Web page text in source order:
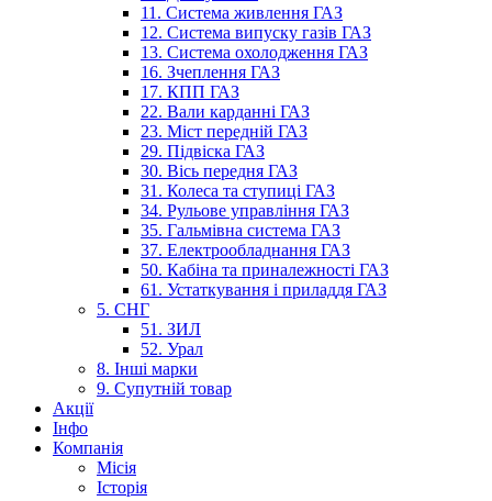
11. Система живлення ГАЗ
12. Система випуску газів ГАЗ
13. Система охолодження ГАЗ
16. Зчеплення ГАЗ
17. КПП ГАЗ
22. Вали карданні ГАЗ
23. Міст передній ГАЗ
29. Підвіска ГАЗ
30. Вісь передня ГАЗ
31. Колеса та ступиці ГАЗ
34. Рульове управління ГАЗ
35. Гальмівна система ГАЗ
37. Електрообладнання ГАЗ
50. Кабіна та приналежності ГАЗ
61. Устаткування і приладдя ГАЗ
5. СНГ
51. ЗИЛ
52. Урал
8. Інші марки
9. Супутній товар
Акції
Інфо
Компанія
Місія
Історія